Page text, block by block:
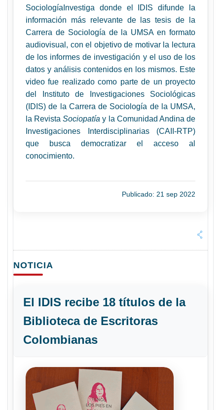
SociologíaInvestiga donde el IDIS difunde la
información más relevante de las tesis de la
Carrera de Sociología de la UMSA en formato
audiovisual, con el objetivo de motivar la lectura
de los informes de investigación y el uso de los
datos y análisis contenidos en los mismos. Este
video fue realizado como parte de un proyecto
del Instituto de Investigaciones Sociológicas
(IDIS) de la Carrera de Sociología de la UMSA,
la RevistaSociopatíay la Comunidad Andina de
Investigaciones Interdisciplinarias (CAII-RTP)
que busca democratizar el acceso al
conocimiento.
Publicado: 21 sep 2022
NOTICIA
El IDIS recibe 18 títulos de la
Biblioteca de Escritoras
Colombianas